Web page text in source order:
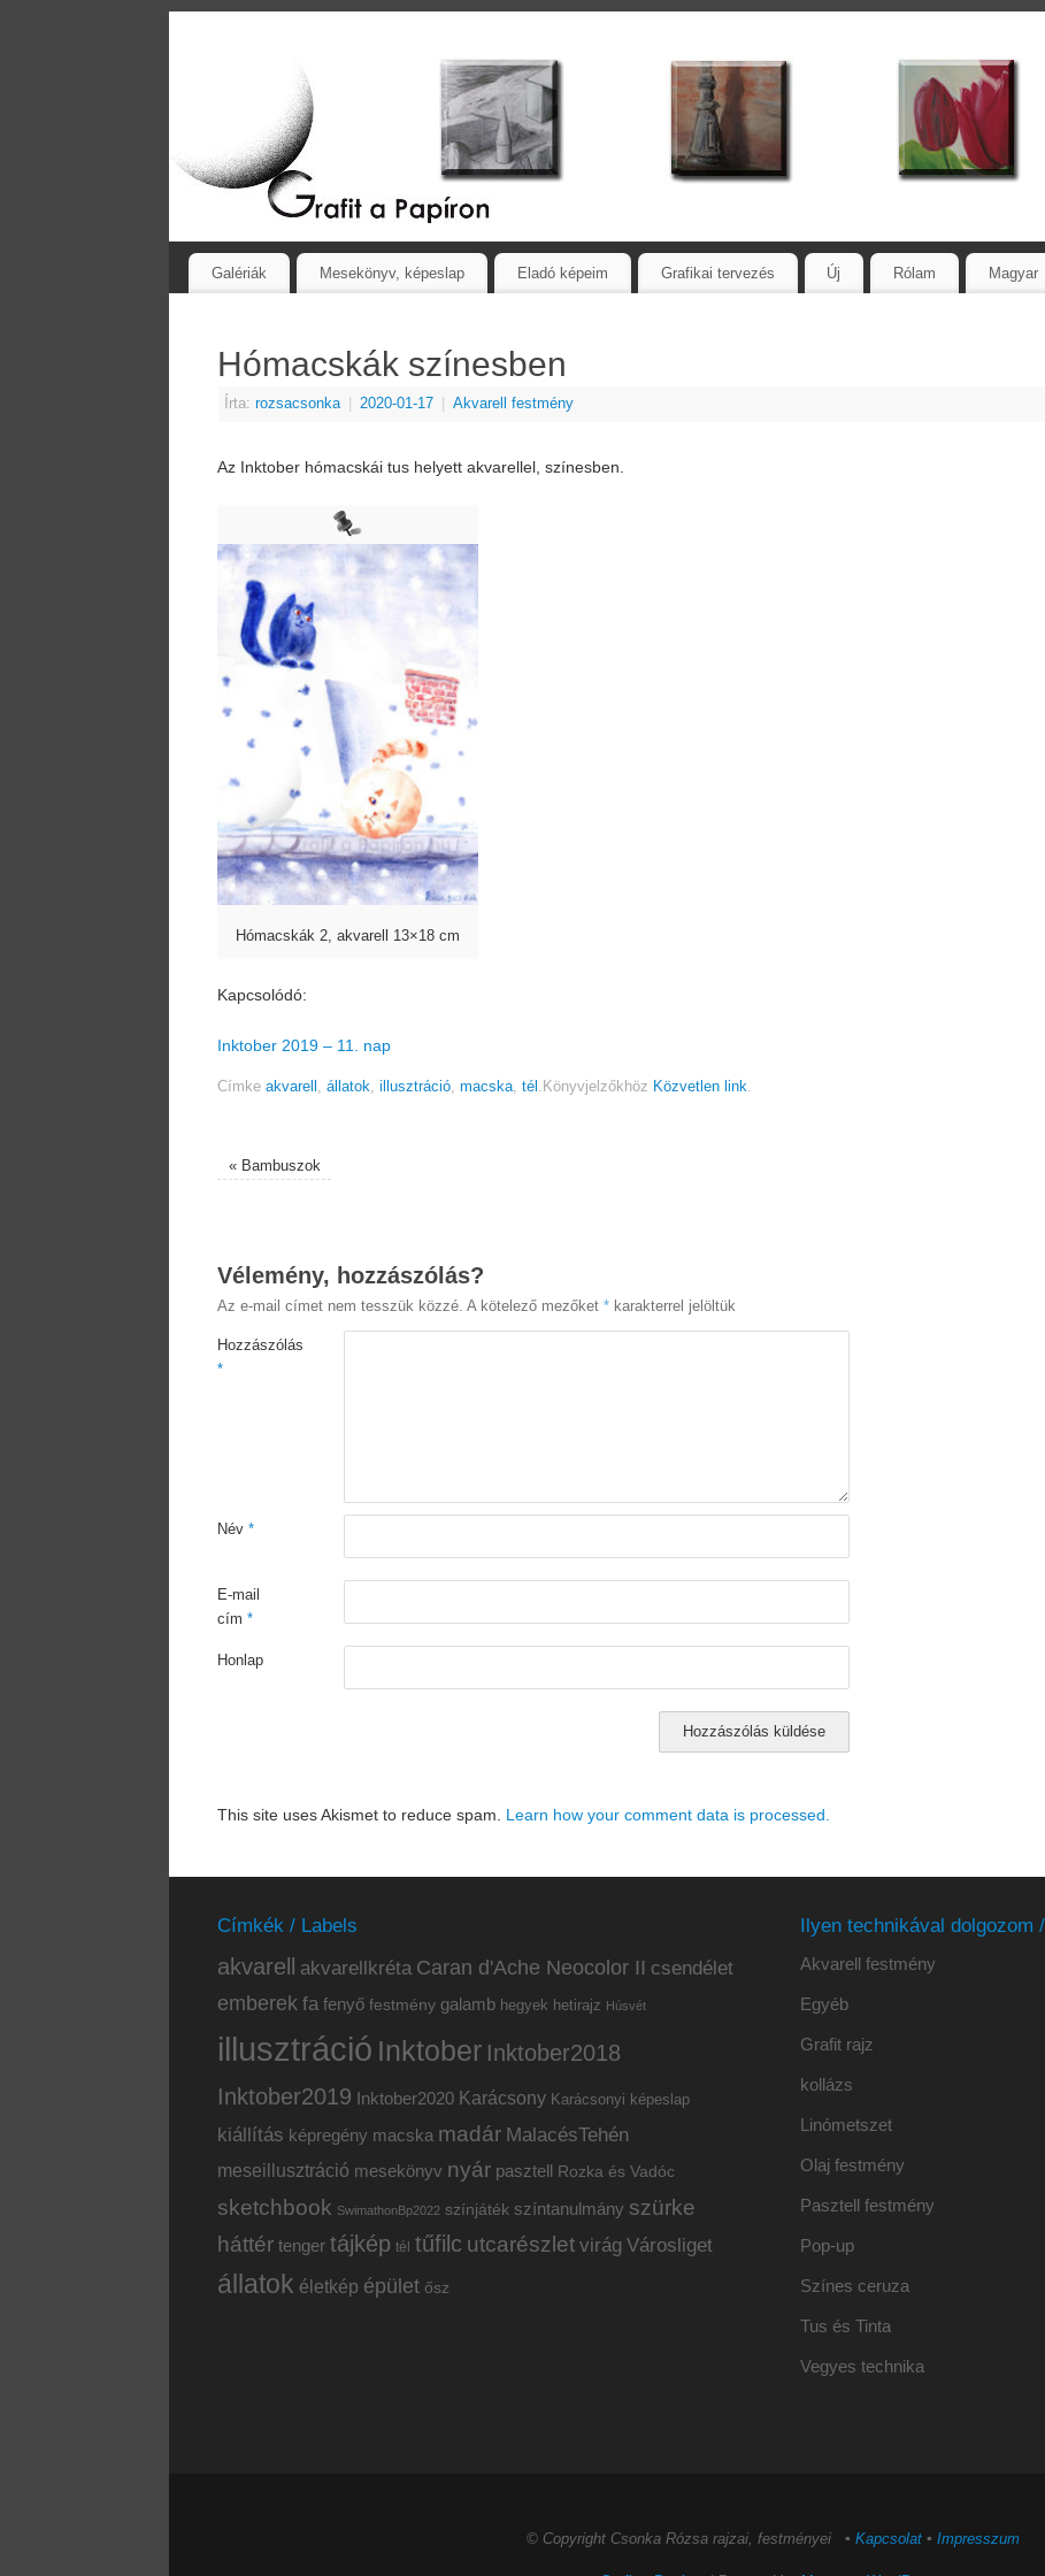
Galériák Mesekönyv, képeslap Eladó képeim Grafikai tervezés Új Rólam Magyar
Hómacskák színesben
Írta: rozsacsonka 2020-01-17 Akvarell festmény
Az Inktober hómacskái tus helyett akvarellel, színesben.
Hómacskák 2, akvarell 13×18 cm
Kapcsolódó:
Inktober 2019 – 11. nap
Címke akvarell , állatok, illusztráció, macska, tél . Könyvjelzőkhöz Közvetlen link.
«Bambuszok
Vélemény, hozzászólás?
Az e-mail címet nem tesszük közzé. A kötelező mezőket * karakterrel jelöltük
Hozzászólás
*
Név *
E-mail
cím *
Honlap
This site uses Akismet to reduce spam. Learn how your comment data is processed.
Címkék / Labels
akvarell akvarellkréta Caran d'Ache Neocolor II csendélet
emberek fa fenyő festmény galamb hegyek hetirajz Húsvét
illusztráció Inktober Inktober2018
Inktober2019 Inktober2020 Karácsony Karácsonyi képeslap
kiállítás képregény macska madár MalacésTehén
meseillusztráció mesekönyv nyár pasztell Rozka és Vadóc
sketchbook SwimathonBp2022 színjáték színtanulmány szürke
háttér tenger tájkép tél tűfilc utcarészlet virág Városliget
állatok életkép épület ősz
Ilyen technikával dolgozom
Akvarell festmény
Egyéb
Grafit rajz
kollázs
Linómetszet
Olaj festmény
Pasztell festmény
Pop-up
Színes ceruza
Tus és Tinta
Vegyes technika
© Copyright Csonka Rózsa rajzai, festményei ▪ Kapcsolat▪ Impresszum